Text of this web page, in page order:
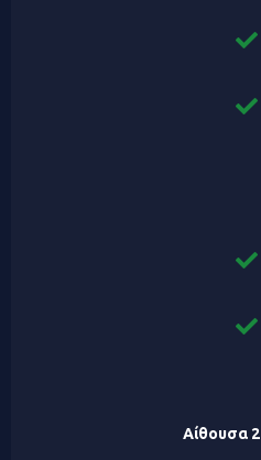
Αίθουσα